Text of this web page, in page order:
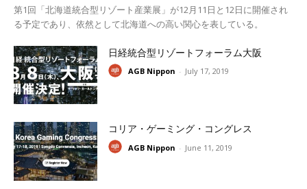
第1回「北海道統合型リゾート産業展」が12月11日と12日に開催され
る予定であり、依然として北海道への高い関心を表している。
日経統合型リゾートフォーラム大阪
AGB Nippon - July 17, 2019
コリア・ゲーミング・コングレス
AGB Nippon - June 11, 2019